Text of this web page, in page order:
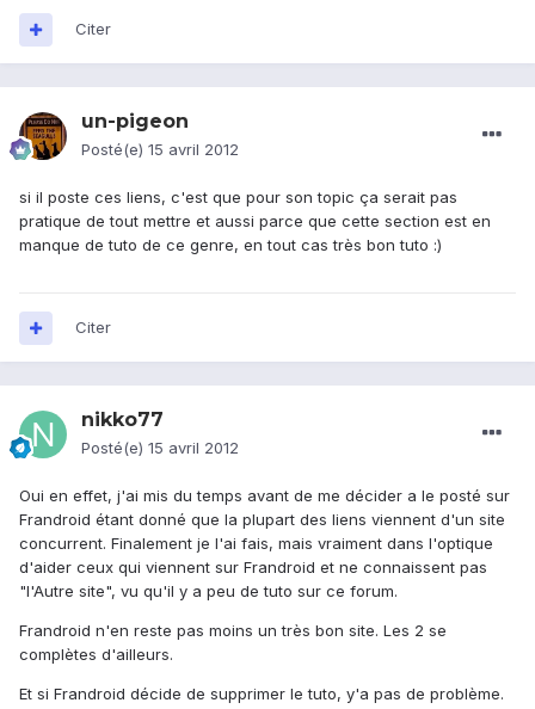
Citer
un-pigeon
Posté(e) 15 avril 2012
si il poste ces liens, c'est que pour son topic ça serait pas
pratique de tout mettre et aussi parce que cette section est en
manque de tuto de ce genre, en tout cas très bon tuto :)
Citer
nikko77
Posté(e) 15 avril 2012
Oui en effet, j'ai mis du temps avant de me décider a le posté sur
Frandroid étant donné que la plupart des liens viennent d'un site
concurrent. Finalement je l'ai fais, mais vraiment dans l'optique
d'aider ceux qui viennent sur Frandroid et ne connaissent pas
"l'Autre site", vu qu'il y a peu de tuto sur ce forum.
Frandroid n'en reste pas moins un très bon site. Les 2 se
complètes d'ailleurs.
Et si Frandroid décide de supprimer le tuto, y'a pas de problème.